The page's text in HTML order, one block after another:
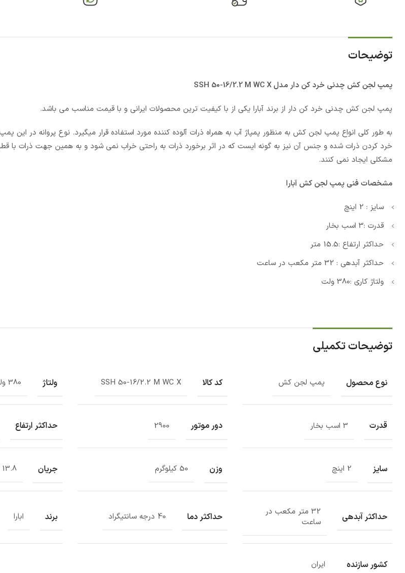
توضیحات
پمپ لجن کش چدنی خرد کن دار مدل SSH 50-16/2.2 M WC X
پمپ لجن کش چدنی خرد کن دار از برند آبارا یکی از با کیفیت ترین محصولات ایرانی و با قیمت مناسب می باشد.
به طور کلی انواع پمپ لجن کش به منظور پمپاژ آب به همراه ذرات آلوده کننده مورد استفاده قرار میگیرد. نوع پروانه در این
خرد کردن ذرات شده و جنس آن نیز به گونه ایست که در اثر برخورد ذرات به راحتی خراب نمی شود و به همین جهت ذرات با
مشکلی ایجاد نمی کنند.
مشخصات فنی پمپ لجن کش آبارا
سایز : 2 اینچ
قدرت :3 اسب بخار
حداکثر ارتفاع :15.5 متر
حداکثر آبدهی : 32 متر مکعب در ساعت
ولتاژ کاری :380 ولت
توضیحات تکمیلی
نوع محصول پمپ لجن کش کد کالا SSH 50-16/2.2 M WC X ولتاژ 380 ولت
قدرت 3 اسب بخار دور موتور 2900 حداکثر ارتفاع
سایز 2 اینچ وزن 50 کیلوگرم جریان 13.8 آمپر
حداکثر آبدهی
32 متر مکعب در
ساعت
حداکثر دما 40 درجه سانتیگراد برند ابارا
کشور سازنده ایران